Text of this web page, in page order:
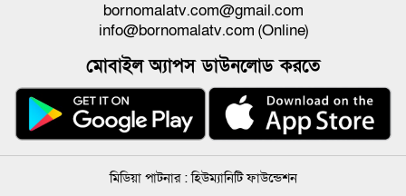
bornomalatv.com@gmail.com
info@bornomalatv.com (Online)
মোবাইল অ্যাপস ডাউনলোড করতে
মিডিয়া পাটনার :হিউম্যানিটি ফাউন্ডেশন